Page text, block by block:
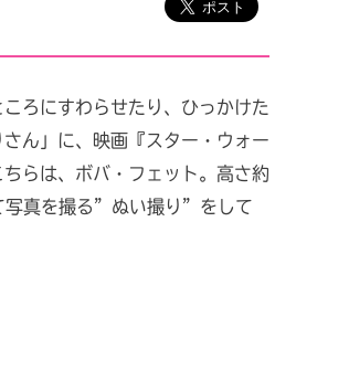
ろにすわらせたり、ひっかけた
ん」に、映画『スター・ウォー
らは、ボバ・フェット。高さ約
写真を撮る”ぬい撮り”をして